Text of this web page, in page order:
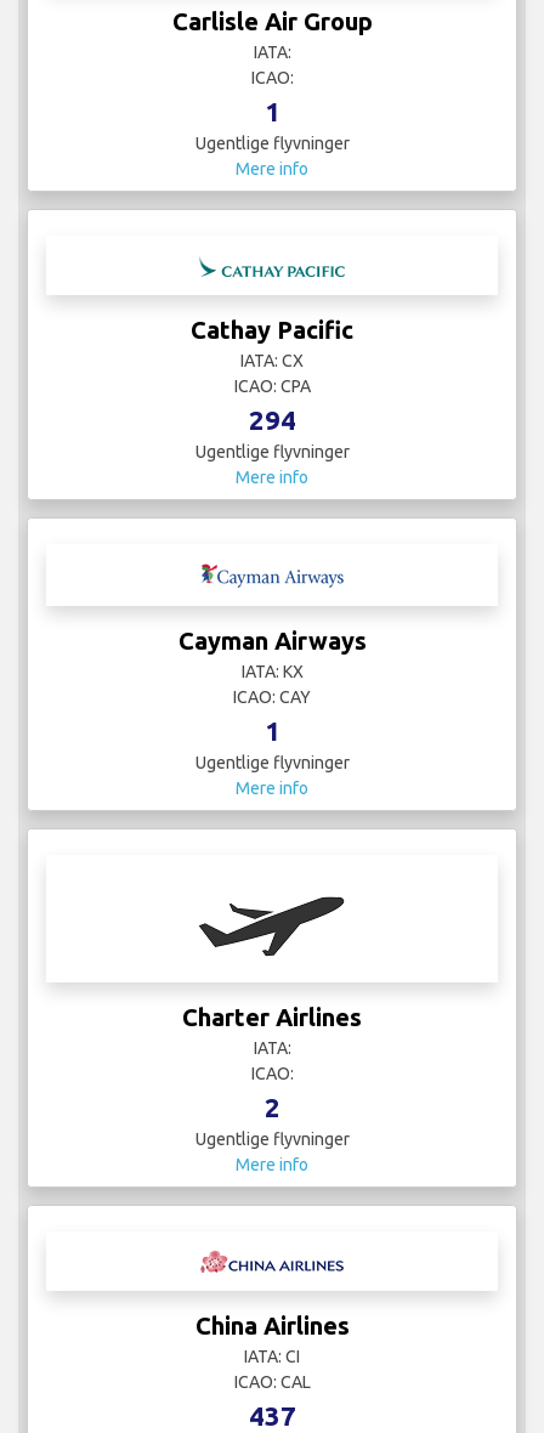
Carlisle Air Group
IATA:
ICAO:
1
Ugentlige flyvninger
Mere info
Cathay Pacific
IATA: CX
ICAO: CPA
294
Ugentlige flyvninger
Mere info
Cayman Airways
IATA: KX
ICAO: CAY
1
Ugentlige flyvninger
Mere info
Charter Airlines
IATA:
ICAO:
2
Ugentlige flyvninger
Mere info
China Airlines
IATA: CI
ICAO: CAL
437